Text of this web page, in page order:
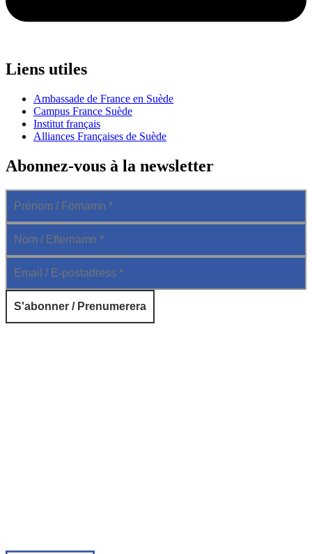
Liens utiles
Ambassade de France en Suède
Campus France Suède
Institut français
Alliances Françaises de Suède
Abonnez-vous à la newsletter